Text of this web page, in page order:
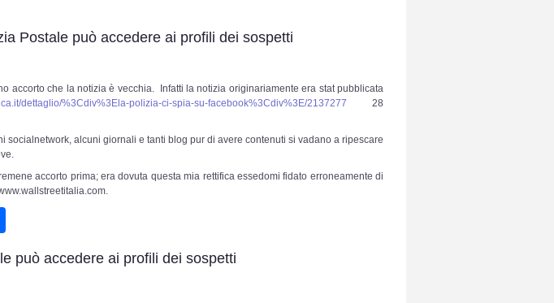
Postale può accedere ai profili dei sospetti
accorto che la notizia è vecchia. Infatti la notizia originariamente era stat pubblicata
dettaglio/%3Cdiv%3Ela-polizia-ci-spia-su-facebook%3Cdiv%3E/213727728
socialnetwork, alcuni giornali e tanti blog pur di avere contenuti si vadano a ripescare
accorto prima; era dovuta questa mia rettifica essedomi fidato erroneamente di
può accedere ai profili dei sospetti